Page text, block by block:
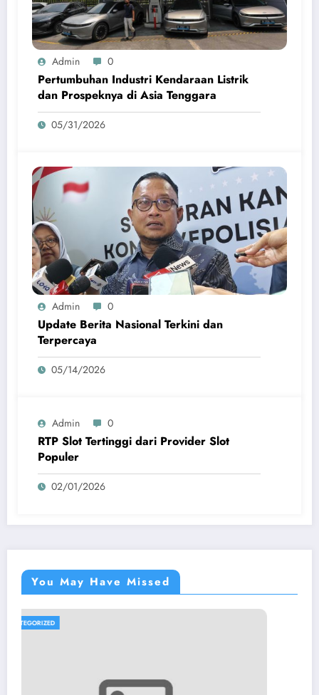
Admin 0
Pertumbuhan Industri Kendaraan Listrik
dan Prospeknya di Asia Tenggara
05/31/2026
Admin 0
Update Berita Nasional Terkini dan
Terpercaya
05/14/2026
Admin 0
RTP Slot Tertinggi dari Provider Slot
Populer
02/01/2026
You May Have Missed